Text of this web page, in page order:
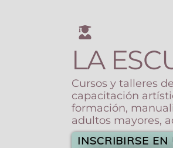
LA
Cursos y talleres
capacitación
formación,
adultos mayores,
INSCRIBIRSE EN